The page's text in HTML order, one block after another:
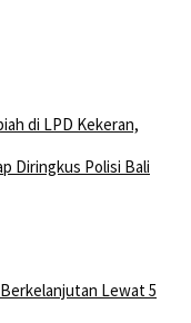
di LPD Kekeran,
Diringkus Polisi Bali
Lewat 5